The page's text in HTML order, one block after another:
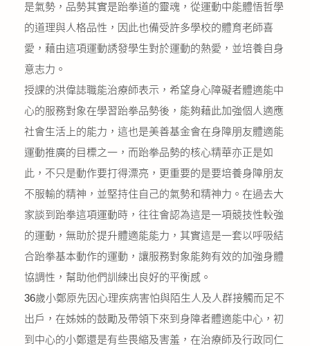
是氣勢，品勢其實是跆拳道的靈魂，從運動中能體悟哲學
的道理與人格品性，因此也備受許多學校的體育老師喜
愛，藉由這項運動誘發學生對於運動的熱愛，並培養自身
意志力。
授課的洪偉誌職能治療師表示，希望身心障礙者體適能中
心的服務對象在學習跆拳品勢後，能夠藉此加強個人適應
社會生活上的能力，這也是美善基金會在身障朋友體適能
運動推廣的目標之一，而跆拳品勢的核心精華亦正是如
此，不只是動作要打得漂亮，更重要的是要培養身障朋友
不服輸的精神，並堅持住自己的氣勢和精神力。在過去大
家談到跆拳這項運動時，往往會認為這是一項競技性較強
的運動，無助於提升體適能能力，其實這是一套以呼吸結
合跆拳基本動作的運動，讓服務對象能夠有效的加強身體
協調性，幫助他們訓練出良好的平衡感。
36歲小鄭原先因心理疾病害怕與陌生人及人群接觸而足不
出戶，在姊姊的鼓勵及帶領下來到身障者體適能中心，初
到中心的小鄭還是有些畏縮及害羞，在治療師及行政同仁